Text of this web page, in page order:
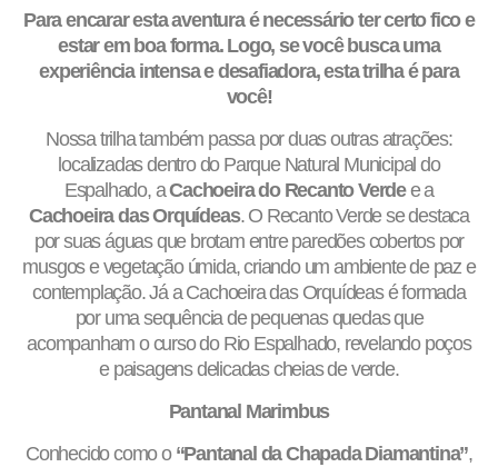
Para encarar esta aventura é necessário ter certo fico e
estar em boa forma. Logo, se você busca uma
experiência intensa e desafiadora, esta trilha é para
você!
Nossa trilha também passa por duas outras atrações:
localizadas dentro do Parque Natural Municipal do
Espalhado, aCachoeira do Recanto Verdee a
Cachoeira das Orquídeas. O Recanto Verde se destaca
por suas águas que brotam entre paredões cobertos por
musgos e vegetação úmida, criando um ambiente de paz e
contemplação. Já a Cachoeira das Orquídeas é formada
por uma sequência de pequenas quedas que
acompanham o curso do Rio Espalhado, revelando poços
e paisagens delicadas cheias de verde.
Pantanal Marimbus
Conhecido como o “Pantanal da Chapada Diamantina”,